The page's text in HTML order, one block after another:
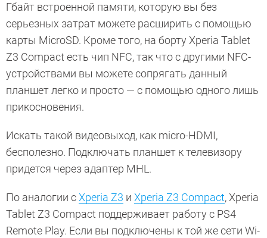
Гбайт встроенной памяти, которую вы без
серьезных затрат можете расширить с помощью
карты MicroSD. Кроме того, на борту Xperia Tablet
Z3 Compact есть чип NFC, так что с другими NFC-
устройствами вы можете сопрягать данный
планшет легко и просто — с помощью одного лишь
прикосновения.
Искать такой видеовыход, как micro-HDMI,
бесполезно. Подключать планшет к телевизору
придется через адаптер MHL.
По аналогии сXperia Z3 и Xperia Z3 Compact, Xperia
Tablet Z3 Compact поддерживает работу с PS4
Remote Play. Если вы подключены к той же сети Wi-